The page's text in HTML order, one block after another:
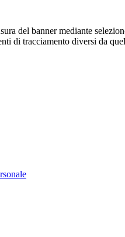
del banner mediante
di tracciamento diversi da